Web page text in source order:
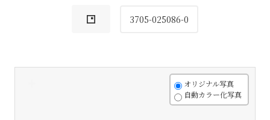
3705-025086-0
オリジナル写真
自動カラー化写真